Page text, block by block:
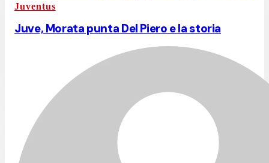
Juventus
Juve, Morata punta Del Piero e la storia